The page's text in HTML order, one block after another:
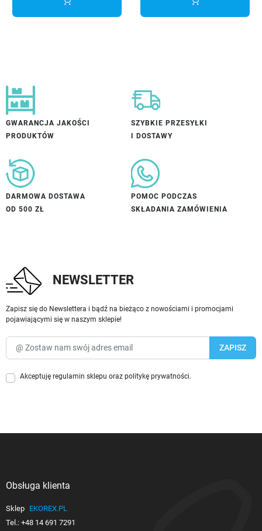
GWARANCJA JAKOŚCI
PRODUKTÓW
SZYBKIE PRZESYŁKI
I DOSTAWY
DARMOWA DOSTAWA
OD 500 ZŁ
POMOC PODCZAS
SKŁADANIA ZAMÓWIENIA
NEWSLETTER
Zapisz się do Newslettera i bądź na bieżąco z nowościami i promocjami
pojawiającymi się w naszym sklepie!
Akceptuję regulamin sklepu oraz politykę prywatności.
Obsługa klienta
Sklep EKOREX.PL
Tel.: +48 14 691 7291